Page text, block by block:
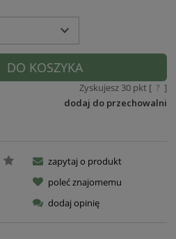
DO KOSZYKA
Zyskujesz 30pkt [ ? ]
dodaj do przechowalni
zapytaj o produkt
poleć znajomemu
dodaj opinię